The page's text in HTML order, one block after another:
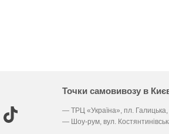
Точки самовивозу в
— ТРЦ «Україна», пл.
— Шоу-рум, вул.